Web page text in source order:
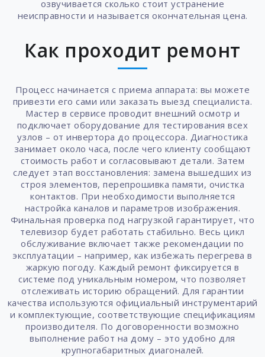
озвучивается сколько стоит устранение
неисправности и называется окончательная цена.
Как проходит ремонт
Процесс начинается с приема аппарата: вы можете
привезти его сами или заказать выезд специалиста.
Мастер в сервисе проводит внешний осмотр и
подключает оборудование для тестирования всех
узлов – от инвертора до процессора. Диагностика
занимает около часа, после чего клиенту сообщают
стоимость работ и согласовывают детали. Затем
следует этап восстановления: замена вышедших из
строя элементов, перепрошивка памяти, очистка
контактов. При необходимости выполняется
настройка каналов и параметров изображения.
Финальная проверка под нагрузкой гарантирует, что
телевизор будет работать стабильно. Весь цикл
обслуживание включает также рекомендации по
эксплуатации – например, как избежать перегрева в
жаркую погоду. Каждый ремонт фиксируется в
системе под уникальным номером, что позволяет
отслеживать историю обращений. Для гарантии
качества используются официальный инструментарий
и комплектующие, соответствующие спецификациям
производителя. По договоренности возможно
выполнение работ на дому – это удобно для
крупногабаритных диагоналей.